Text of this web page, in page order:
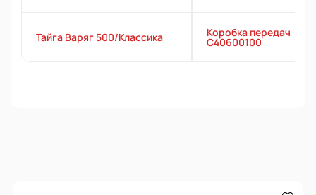
Тайга Варяг 500/Классика Коробка передач
C40600100